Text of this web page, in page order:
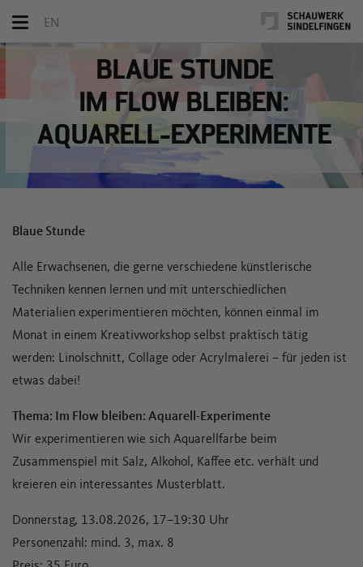
Toggle
EN
BLAUE STUNDE
IM FLOW BLEIBEN:
AQUARELL-EXPERIMENTE
Blaue Stunde
Alle Erwachsenen, die gerne verschiedene künstlerische
Techniken kennen lernen und mit unterschiedlichen
Materialien experimentieren möchten, können einmal im
Monat in einem Kreativworkshop selbst praktisch tätig
werden: Linolschnitt, Collage oder Acrylmalerei – für jeden ist
etwas dabei!
Thema: Im Flow bleiben: Aquarell-Experimente
Wir experimentieren wie sich Aquarellfarbe beim
Zusammenspiel mit Salz, Alkohol, Kaffee etc. verhält und
kreieren ein interessantes Musterblatt.
Donnerstag, 13.08.2026, 17–19:30 Uhr
Personenzahl: mind. 3, max. 8